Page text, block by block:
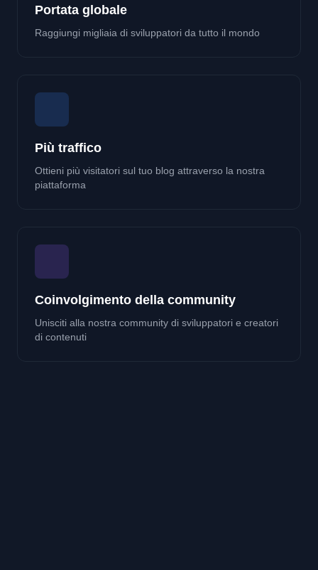
Portata globale
Raggiungi migliaia di sviluppatori da tutto il mondo
Più traffico
Ottieni più visitatori sul tuo blog attraverso la nostra
piattaforma
Coinvolgimento della community
Unisciti alla nostra community di sviluppatori e creatori
di contenuti